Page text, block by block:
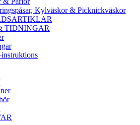
Kylväskor & Picknickväskor
TIDNINGAR